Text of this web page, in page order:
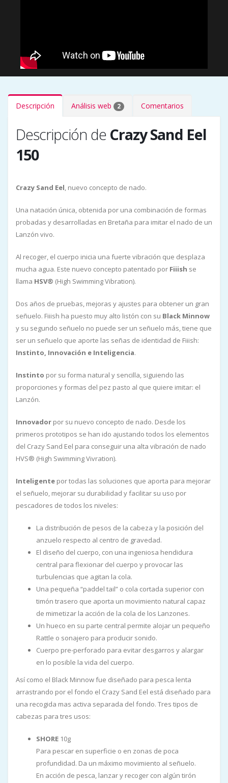
Descripción Análisis web 2 Comentarios
Descripción de Crazy Sand Eel
150
Crazy Sand Eel, nuevo concepto de nado.
Una natación única, obtenida por una combinación de formas
probadas y desarrolladas en Bretaña para imitar el nado de un
Lanzón vivo.
Al recoger, el cuerpo inicia una fuerte vibración que desplaza
mucha agua. Este nuevo concepto patentado por Fiiish se
llama HSV® (High Swimming Vibration).
Dos años de pruebas, mejoras y ajustes para obtener un gran
señuelo. Fiiish ha puesto muy alto listón con su Black Minnow
y su segundo señuelo no puede ser un señuelo más, tiene que
ser un señuelo que aporte las señas de identidad de Fiiish:
Instinto, Innovación e Inteligencia.
Instinto por su forma natural y sencilla, siguiendo las
proporciones y formas del pez pasto al que quiere imitar: el
Lanzón.
Innovador por su nuevo concepto de nado. Desde los
primeros prototipos se han ido ajustando todos los elementos
del Crazy Sand Eel para conseguir una alta vibración de nado
HVS® (High Swimming Vivration).
Inteligente por todas las soluciones que aporta para mejorar
el señuelo, mejorar su durabilidad y facilitar su uso por
pescadores de todos los niveles:
La distribución de pesos de la cabeza y la posición del
anzuelo respecto al centro de gravedad.
El diseño del cuerpo, con una ingeniosa hendidura
central para flexionar del cuerpo y provocar las
turbulencias que agitan la cola.
Una pequeña “paddel tail” o cola cortada superior con
timón trasero que aporta un movimiento natural capaz
de mimetizar la acción de la cola de los Lanzones.
Un hueco en su parte central permite alojar un pequeño
Rattle o sonajero para producir sonido.
Cuerpo pre-perforado para evitar desgarros y alargar
en lo posible la vida del cuerpo.
Así como el Black Minnow fue diseñado para pesca lenta
arrastrando por el fondo el Crazy Sand Eel está diseñado para
una recogida mas activa separada del fondo. Tres tipos de
cabezas para tres usos:
SHORE 10g
Para pescar en superficie o en zonas de poca
profundidad. Da un máximo movimiento al señuelo.
En acción de pesca, lanzar y recoger con algún tirón